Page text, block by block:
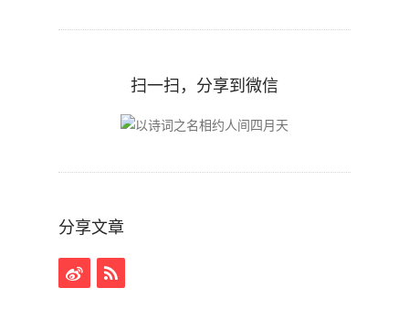
扫一扫，分享到微信
分享文章